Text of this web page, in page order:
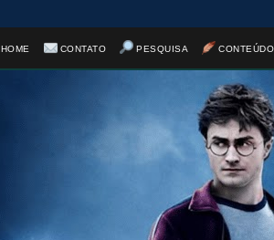
HOME CONTATO PESQUISA